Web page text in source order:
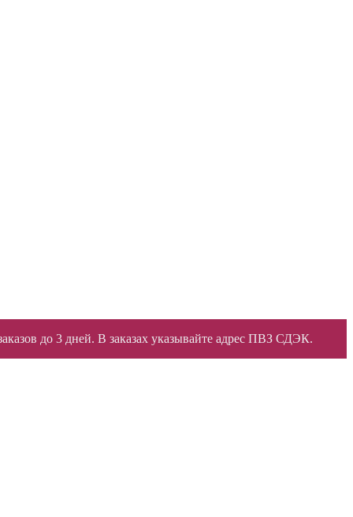
до 3 дней. В заказах указывайте адрес ПВЗ СДЭК.